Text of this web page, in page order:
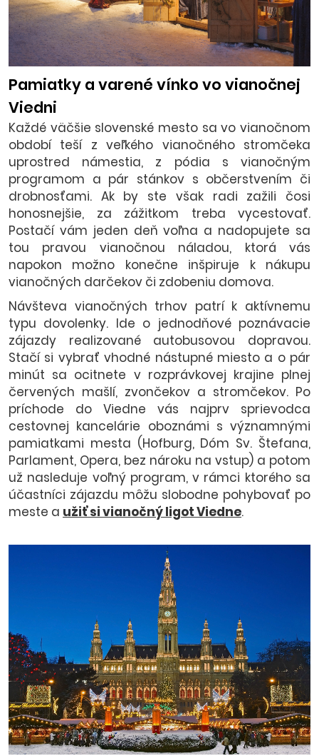
Pamiatky a varené vínko vo vianočnej
Viedni
Každé väčšie slovenské mesto sa vo vianočnom
období teší z veľkého vianočného stromčeka
uprostred námestia, z pódia s vianočným
programom a pár stánkov s občerstvením či
drobnosťami. Ak by ste však radi zažili čosi
honosnejšie, za zážitkom treba vycestovať.
Postačí vám jeden deň voľna a nadopujete sa
tou pravou vianočnou náladou, ktorá vás
napokon možno konečne inšpiruje k nákupu
vianočných darčekov či zdobeniu domova.
Návšteva vianočných trhov patrí k aktívnemu
typu dovolenky. Ide o jednodňové poznávacie
zájazdy realizované autobusovou dopravou.
Stačí si vybrať vhodné nástupné miesto a o pár
minút sa ocitnete v rozprávkovej krajine plnej
červených mašlí, zvončekov a stromčekov. Po
príchode do Viedne vás najprv sprievodca
cestovnej kancelárie oboznámi s významnými
pamiatkami mesta (Hofburg, Dóm Sv. Štefana,
Parlament, Opera, bez nároku na vstup) a potom
už nasleduje voľný program, v rámci ktorého sa
účastníci zájazdu môžu slobodne pohybovať po
meste a užiť si vianočný ligot Viedne.